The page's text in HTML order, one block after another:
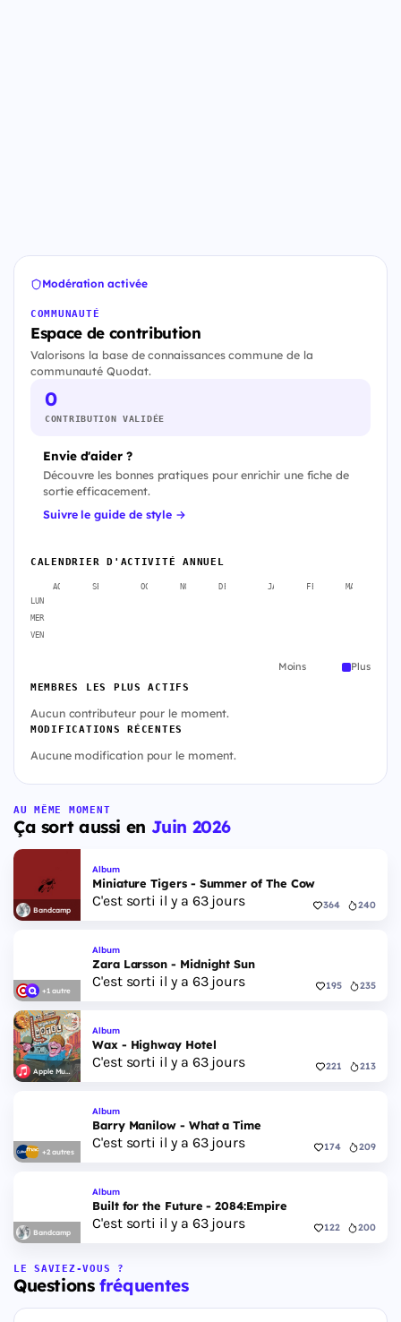
Modération activée
COMMUNAUTÉ
Espace de contribution
Valorisons la base de connaissances commune de la
communauté Quodat.
0
CONTRIBUTION VALIDÉE
Envie d'aider ?
Découvre les bonnes pratiques pour enrichir une fiche de
sortie efficacement.
Suivre le guide de style →
CALENDRIER D'ACTIVITÉ ANNUEL
AOÛT SEPT. OCT. NOV. DÉC. JANV. FÉVR. MARS
LUN
MER
VEN
Moins Plus
MEMBRES LES PLUS ACTIFS
Aucun contributeur pour le moment.
MODIFICATIONS RÉCENTES
Aucune modification pour le moment.
AU MÊME MOMENT
Ça sort aussi en Juin 2026
Bandcamp
Album
Miniature Tigers - Summer of The Cow
C'est sorti il y a 63 jours 364 240
+1 autre
Album
Zara Larsson - Midnight Sun
C'est sorti il y a 63 jours 195 235
Apple Music
Album
Wax - Highway Hotel
C'est sorti il y a 63 jours 221 213
+2 autres
Album
Barry Manilow - What a Time
C'est sorti il y a 63 jours 174 209
Bandcamp
Album
Built for the Future - 2084:Empire
C'est sorti il y a 63 jours 122 200
LE SAVIEZ-VOUS ?
Questionsfréquentes